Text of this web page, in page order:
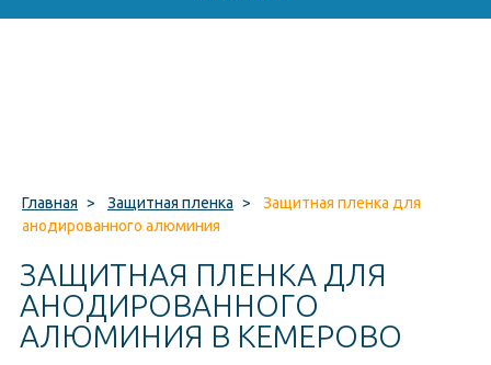
Главная > Защитная пленка >
Защитная пленка для
анодированного алюминия
ЗАЩИТНАЯ ПЛЕНКА ДЛЯ
АНОДИРОВАННОГО
АЛЮМИНИЯ В КЕМЕРОВО